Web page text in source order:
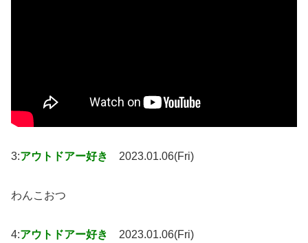
3:アウトドアー好き 2023.01.06(Fri)
わんこおつ
4:アウトドアー好き 2023.01.06(Fri)